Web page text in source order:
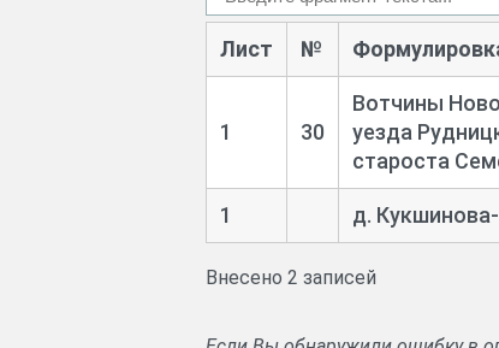
Лист №
1 30
Вотчины
уезда
староста
1 д. Кукшинова-
Внесено 2 записей